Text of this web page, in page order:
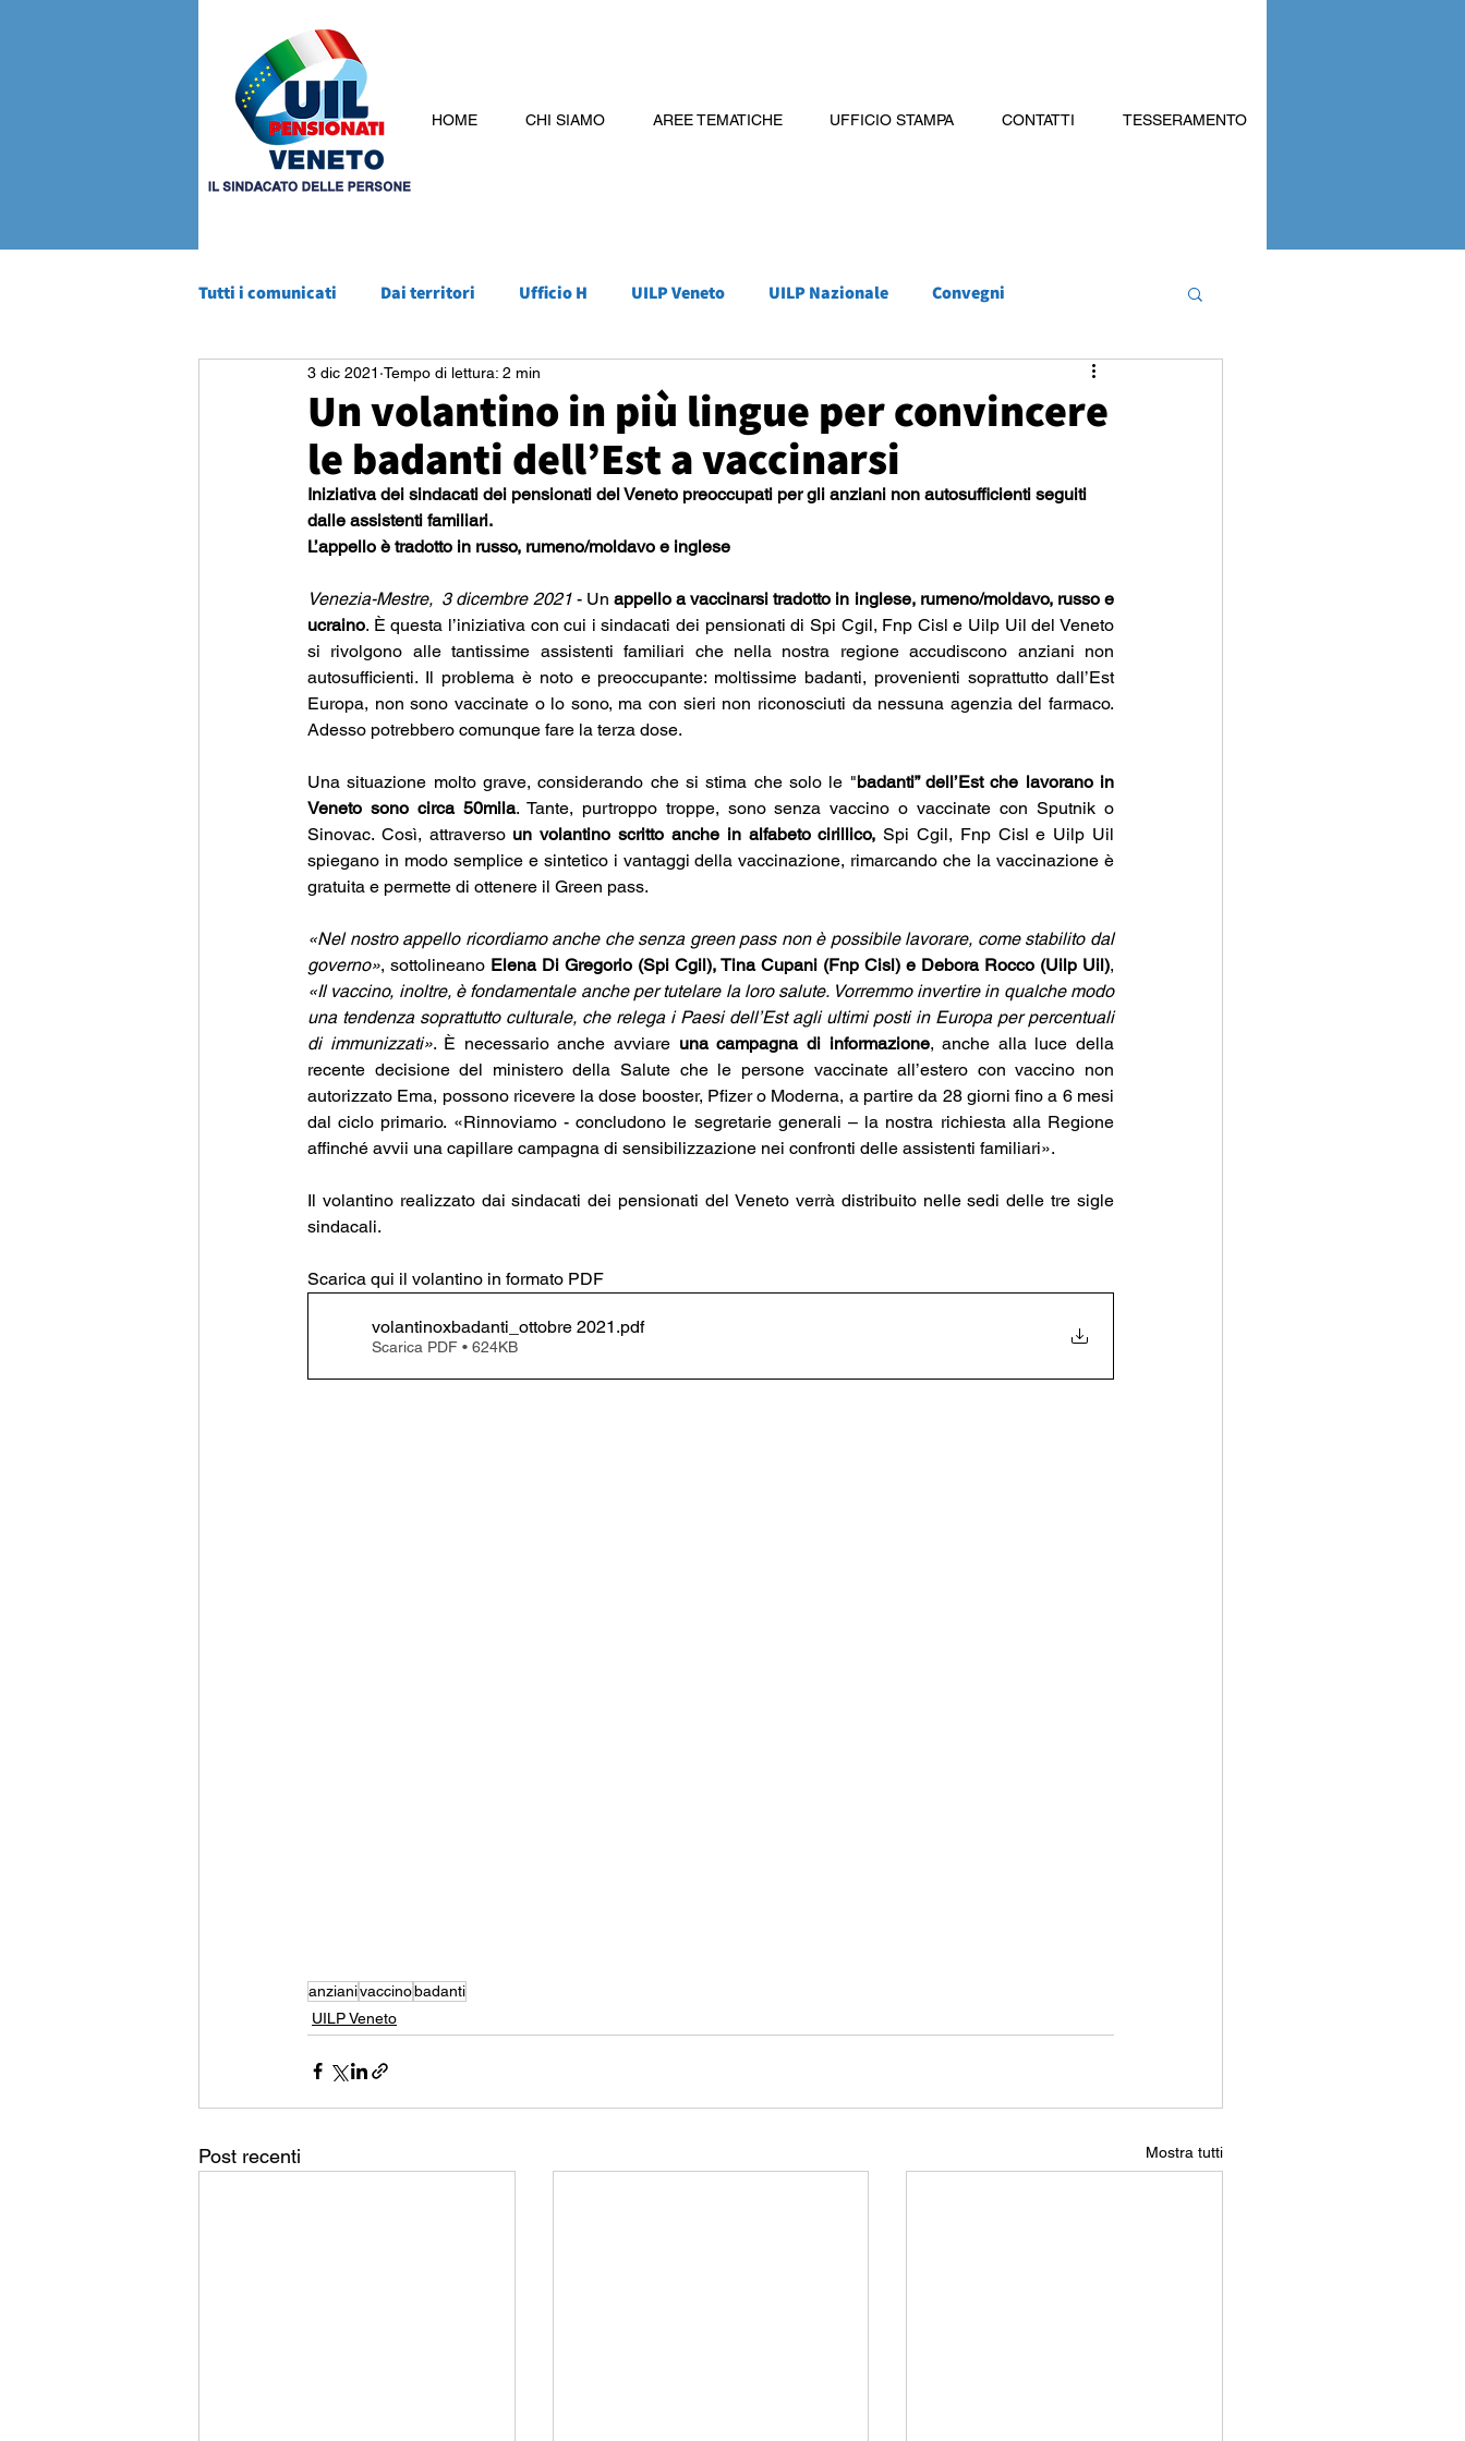
HOME CHI SIAMO AREE TEMATICHE UFFICIO STAMPA CONTATTI TESSERAMENTO
Tutti i comunicati Dai territori Ufficio H UILP Veneto UILP Nazionale Convegni
Un volantino in più lingue per convincere
le badanti dell’Est a vaccinarsi
3 dic 2021 Tempo di lettura: 2 min
Iniziativa dei sindacati dei pensionati del Veneto preoccupati per gli anziani non autosufficienti seguiti
dalle assistenti familiari.
L’appello è tradotto in russo, rumeno/moldavo e inglese
Venezia-Mestre,  3 dicembre 2021 - Un appello a vaccinarsi tradotto in inglese, rumeno/moldavo, russo e
ucraino. È questa l’iniziativa con cui i sindacati dei pensionati di Spi Cgil, Fnp Cisl e Uilp Uil del Veneto
si rivolgono alle tantissime assistenti familiari che nella nostra regione accudiscono anziani non
autosufficienti. Il problema è noto e preoccupante: moltissime badanti, provenienti soprattutto dall’Est
Europa, non sono vaccinate o lo sono, ma con sieri non riconosciuti da nessuna agenzia del farmaco.
Adesso potrebbero comunque fare la terza dose.
Una situazione molto grave, considerando che si stima che solo le "badanti” dell’Est che lavorano in
Veneto sono circa 50mila. Tante, purtroppo troppe, sono senza vaccino o vaccinate con Sputnik o
Sinovac. Così, attraverso un volantino scritto anche in alfabeto cirillico, Spi Cgil, Fnp Cisl e Uilp Uil
spiegano in modo semplice e sintetico i vantaggi della vaccinazione, rimarcando che la vaccinazione è
gratuita e permette di ottenere il Green pass.
«Nel nostro appello ricordiamo anche che senza green pass non è possibile lavorare, come stabilito dal
governo», sottolineano Elena Di Gregorio (Spi Cgil), Tina Cupani (Fnp Cisl) e Debora Rocco (Uilp Uil)
«Il vaccino, inoltre, è fondamentale anche per tutelare la loro salute. Vorremmo invertire in qualche modo
una tendenza soprattutto culturale, che relega i Paesi dell’Est agli ultimi posti in Europa per percentuali
di immunizzati». È necessario anche avviare una campagna di informazione, anche alla luce della
recente decisione del ministero della Salute che le persone vaccinate all’estero con vaccino non
autorizzato Ema, possono ricevere la dose booster, Pfizer o Moderna, a partire da 28 giorni fino a 6 mesi
dal ciclo primario. «Rinnoviamo - concludono le segretarie generali – la nostra richiesta alla Regione
affinché avvii una capillare campagna di sensibilizzazione nei confronti delle assistenti familiari».
Il volantino realizzato dai sindacati dei pensionati del Veneto verrà distribuito nelle sedi delle tre sigle
sindacali.
Scarica qui il volantino in formato PDF
volantinoxbadanti_ottobre 2021 .pdf
Scarica PDF • 624KB
anzianivaccinobadanti
UILP Veneto
Post recenti Mostra tutti